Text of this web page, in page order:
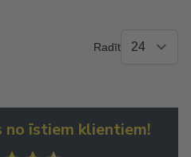
Radīt
no īstiem klientiem!